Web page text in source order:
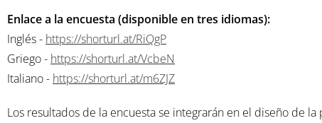
Enlace a la encuesta (disponible en tres idiomas):
Inglés - https://shorturl.at/RiQgP
Griego - https://shorturl.at/VcbeN
Italiano - https://shorturl.at/m6ZJZ
Los resultados de la encuesta se integrarán en el diseño de